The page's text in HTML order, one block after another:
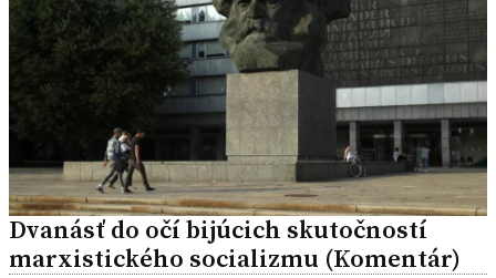
Dvanásť do očí bijúcich skutočností
marxistického socializmu (Komentár)